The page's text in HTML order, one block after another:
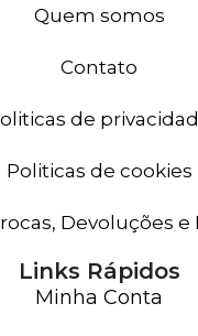
Quem somos
Contato
de
Politicas de cookies
Devoluções e
Links Rápidos
Minha Conta